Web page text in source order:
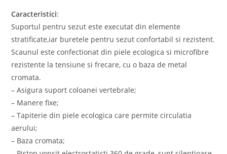
Caracteristici:
Suportul pentru sezut este executat din elemente
stratificate,iar buretele pentru sezut confortabil si rezistent.
Scaunul este confectionat din piele ecologica si microfibre
rezistente la tensiune si frecare, cu o baza de metal
cromata.
– Asigura suport coloanei vertebrale;
– Manere fixe;
– Tapiterie din piele ecologica care permite circulatia
aerului;
– Baza cromata;